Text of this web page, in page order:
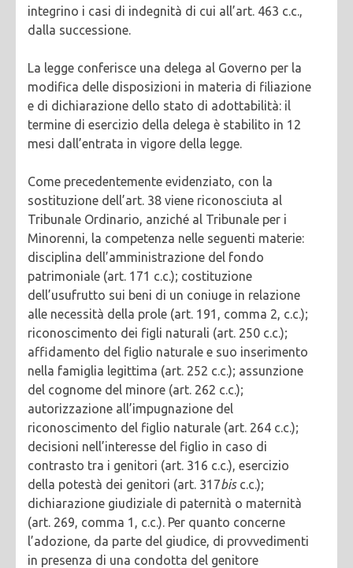
integrino i casi di indegnità di cui all’art. 463 c.c.,
dalla successione.
La legge conferisce una delega al Governo per la
modifica delle disposizioni in materia di filiazione
e di dichiarazione dello stato di adottabilità: il
termine di esercizio della delega è stabilito in 12
mesi dall’entrata in vigore della legge.
Come precedentemente evidenziato, con la
sostituzione dell’art. 38 viene riconosciuta al
Tribunale Ordinario, anziché al Tribunale per i
Minorenni, la competenza nelle seguenti materie:
disciplina dell’amministrazione del fondo
patrimoniale (art. 171 c.c.); costituzione
dell’usufrutto sui beni di un coniuge in relazione
alle necessità della prole (art. 191, comma 2, c.c.);
riconoscimento dei figli naturali (art. 250 c.c.);
affidamento del figlio naturale e suo inserimento
nella famiglia legittima (art. 252 c.c.); assunzione
del cognome del minore (art. 262 c.c.);
autorizzazione all’impugnazione del
riconoscimento del figlio naturale (art. 264 c.c.);
decisioni nell’interesse del figlio in caso di
contrasto tra i genitori (art. 316 c.c.), esercizio
della potestà dei genitori (art. 317bisc.c.);
dichiarazione giudiziale di paternità o maternità
(art. 269, comma 1, c.c.). Per quanto concerne
l’adozione, da parte del giudice, di provvedimenti
in presenza di una condotta del genitore